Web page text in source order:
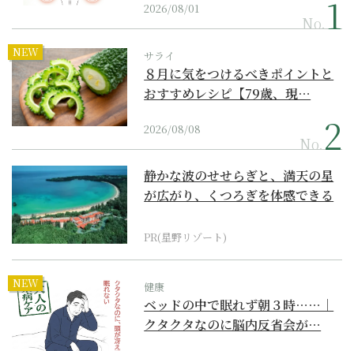
2026/08/01
No.
NEW サライ
８月に気をつけるべきポイントと
おすすめレシピ【79歳、現…
2026/08/08
No.
静かな波のせせらぎと、満天の星
が広がり、くつろぎを体感できる
PR(星野リゾート)
NEW 健康
ベッドの中で眠れず朝３時……｜
クタクタなのに脳内反省会が…